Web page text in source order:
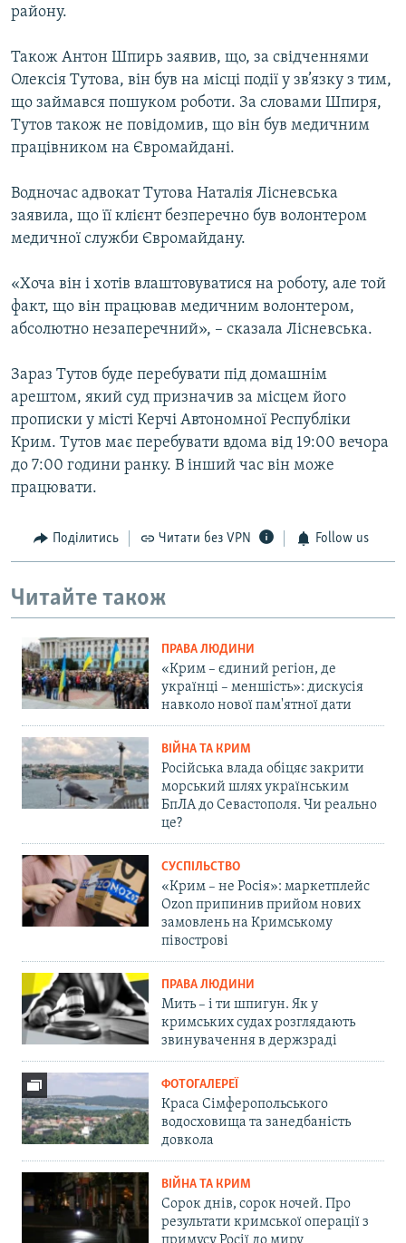
району.
Також Антон Шпирь заявив, що, за свідченнями
Олексія Тутова, він був на місці події у зв’язку з тим,
що займався пошуком роботи. За словами Шпиря,
Тутов також не повідомив, що він був медичним
працівником на Євромайдані.
Водночас адвокат Тутова Наталія Лісневська
заявила, що її клієнт безперечно був волонтером
медичної служби Євромайдану.
«Хоча він і хотів влаштовуватися на роботу, але той
факт, що він працював медичним волонтером,
абсолютно незаперечний», – сказала Лісневська.
Зараз Тутов буде перебувати під домашнім
арештом, який суд призначив за місцем його
прописки у місті Керчі Автономної Республіки
Крим. Тутов має перебувати вдома від 19:00 вечора
до 7:00 години ранку. В інший час він може
працювати.
Поділитись Читати без VPN Follow us
Читайте також
ПРАВА ЛЮДИНИ
«Крим – єдиний регіон, де
українці – меншість»: дискусія
навколо нової пам'ятної дати
ВІЙНА ТА КРИМ
Російська влада обіцяє закрити
морський шлях українським
БпЛА до Севастополя. Чи реально
це?
СУСПІЛЬСТВО
«Крим – не Росія»: маркетплейс
Ozon припинив прийом нових
замовлень на Кримському
півострові
ПРАВА ЛЮДИНИ
Мить – і ти шпигун. Як у
кримських судах розглядають
звинувачення в держзраді
ФОТОГАЛЕРЕЇ
Краса Сімферопольського
водосховища та занедбаність
довкола
ВІЙНА ТА КРИМ
Сорок днів, сорок ночей. Про
результати кримської операції з